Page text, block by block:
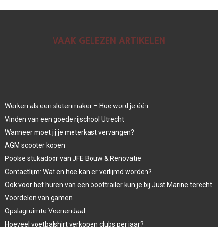
VAAK GELEZEN ARTIKELEN
Werken als een slotenmaker – Hoe word je één
Vinden van een goede rijschool Utrecht
Wanneer moet jij je meterkast vervangen?
AGM scooter kopen
Poolse stukadoor van JFE Bouw & Renovatie
Contactlijm: Wat en hoe kan er verlijmd worden?
Ook voor het huren van een boottrailer kun je bij Just Marine terecht
Voordelen van gamen
Opslagruimte Veenendaal
Hoeveel voetbalshirt verkopen clubs per jaar?